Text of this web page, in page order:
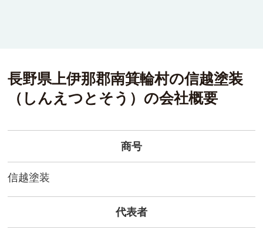
長野県上伊那郡南箕輪村の信越塗装
（ しんえつとそう ） の会社概要
商号
信越塗装
代表者